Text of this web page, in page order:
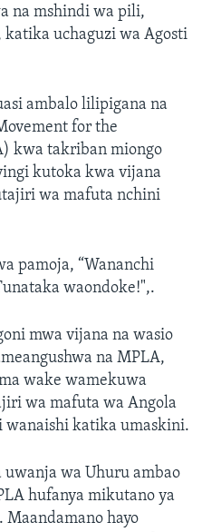
na mshindi wa pili,
uchaguzi wa Agosti
ambalo lilipigana na
for the
kwa takriban miongo
kutoka kwa vijana
wa mafuta nchini
pamoja, “Wananchi
waondoke!",.
mwa vijana na wasio
na MPLA,
wake wamekuwa
wa mafuta wa Angola
katika umaskini.
wa Uhuru ambao
hufanya mikutano ya
Maandamano hayo